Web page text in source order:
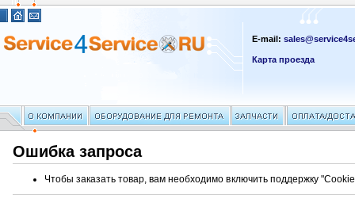
E-mail:
Карта проезда
Ошибка запроса
Чтобы заказать товар, вам необходимо включить поддержку